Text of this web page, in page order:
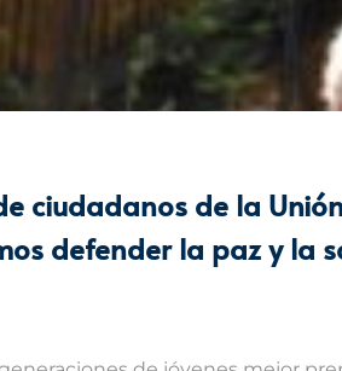
ciudadanos de la
defender la paz y la